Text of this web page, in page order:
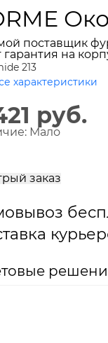
поставщик
гарантия на
213
характеристики
руб.
Мало
заказ